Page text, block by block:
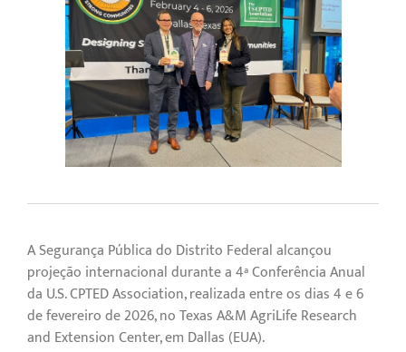
A Segurança Pública do Distrito Federal alcançou
projeção internacional durante a 4ª Conferência Anual
da U.S. CPTED Association, realizada entre os dias 4 e 6
de fevereiro de 2026, no Texas A&M AgriLife Research
and Extension Center, em Dallas (EUA).